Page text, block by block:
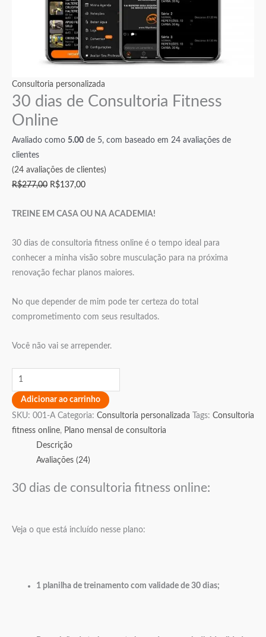
Consultoria personalizada
30 dias de Consultoria Fitness
Online
Avaliado como 5.00 de 5, com baseado em 24 avaliações de
clientes
(24 avaliações de clientes)
R$277,00 R$137,00
TREINE EM CASA OU NA ACADEMIA!
30 dias de consultoria fitness online é o tempo ideal para
conhecer a minha visão sobre musculação para na próxima
renovação fechar planos maiores.
No que depender de mim pode ter certeza do total
comprometimento com seus resultados.
Você não vai se arrepender.
Adicionar ao carrinho
SKU: 001-A Categoria: Consultoria personalizada Tags: Consultoria
fitness online, Plano mensal de consultoria
Descrição
Avaliações (24)
30 dias de consultoria fitness online:
Veja o que está incluído nesse plano:
1 planilha de treinamento com validade de 30 dias;